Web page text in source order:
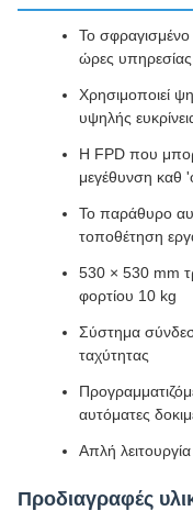
Το
ώρες
Χρησιμοποιεί
υψηλής
Η FPD που
μεγέθυνση καθ
Το παράθυρο
τοποθέτηση
530 × 530 mm
φορτίου 10 kg
Σύστημα
ταχύτητας
αυτόματες
Απλή
Προδιαγραφές